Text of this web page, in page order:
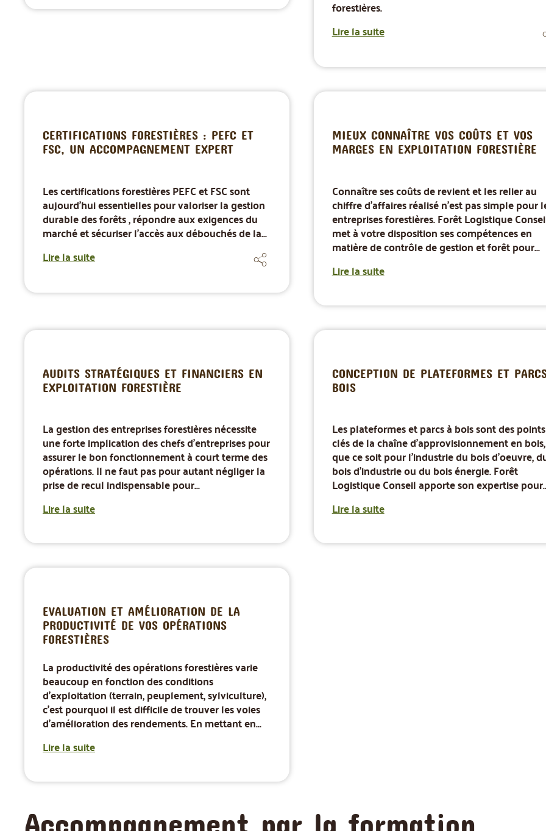
forestières.
Lire la suite
CERTIFICATIONS FORESTIÈRES : PEFC ET
FSC, UN ACCOMPAGNEMENT EXPERT
Les certifications forestières PEFC et FSC sont
aujourd’hui essentielles pour valoriser la gestion
durable des forêts , répondre aux exigences du
marché et sécuriser l’accès aux débouchés de la...
Lire la suite
MIEUX CONNAÎTRE VOS COÛTS ET VOS
MARGES EN EXPLOITATION FORESTIÈRE
Connaître ses coûts de revient et les relier au
chiffre d'affaires réalisé n'est pas simple pour
entreprises forestières. Forêt Logistique
met à votre disposition ses compétences en
matière de contrôle de gestion et forêt pour...
Lire la suite
AUDITS STRATÉGIQUES ET FINANCIERS EN
EXPLOITATION FORESTIÈRE
La gestion des entreprises forestières nécessite
une forte implication des chefs d'entreprises pour
assurer le bon fonctionnement à court terme des
opérations. Il ne faut pas pour autant négliger la
prise de recul indispensable pour...
Lire la suite
CONCEPTION DE PLATEFORMES ET
BOIS
Les plateformes et parcs à bois sont des points
clés de la chaîne d'approvisionnement en bois,
que ce soit pour l'industrie du bois d'oeuvre,
bois d'industrie ou du bois énergie. Forêt
Logistique Conseil apporte son expertise
Lire la suite
EVALUATION ET AMÉLIORATION DE LA
PRODUCTIVITÉ DE VOS OPÉRATIONS
FORESTIÈRES
La productivité des opérations forestières varie
beaucoup en fonction des conditions
d'exploitation (terrain, peuplement, sylviculture),
c'est pourquoi il est difficile de trouver les voies
d'amélioration des rendements. En mettant en...
Lire la suite
Accompagnement par la formation